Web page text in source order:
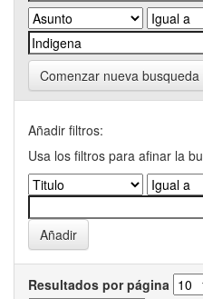
Comenzar nueva busqueda
Añadir filtros:
Usa los filtros para afinar la
Resultados por página